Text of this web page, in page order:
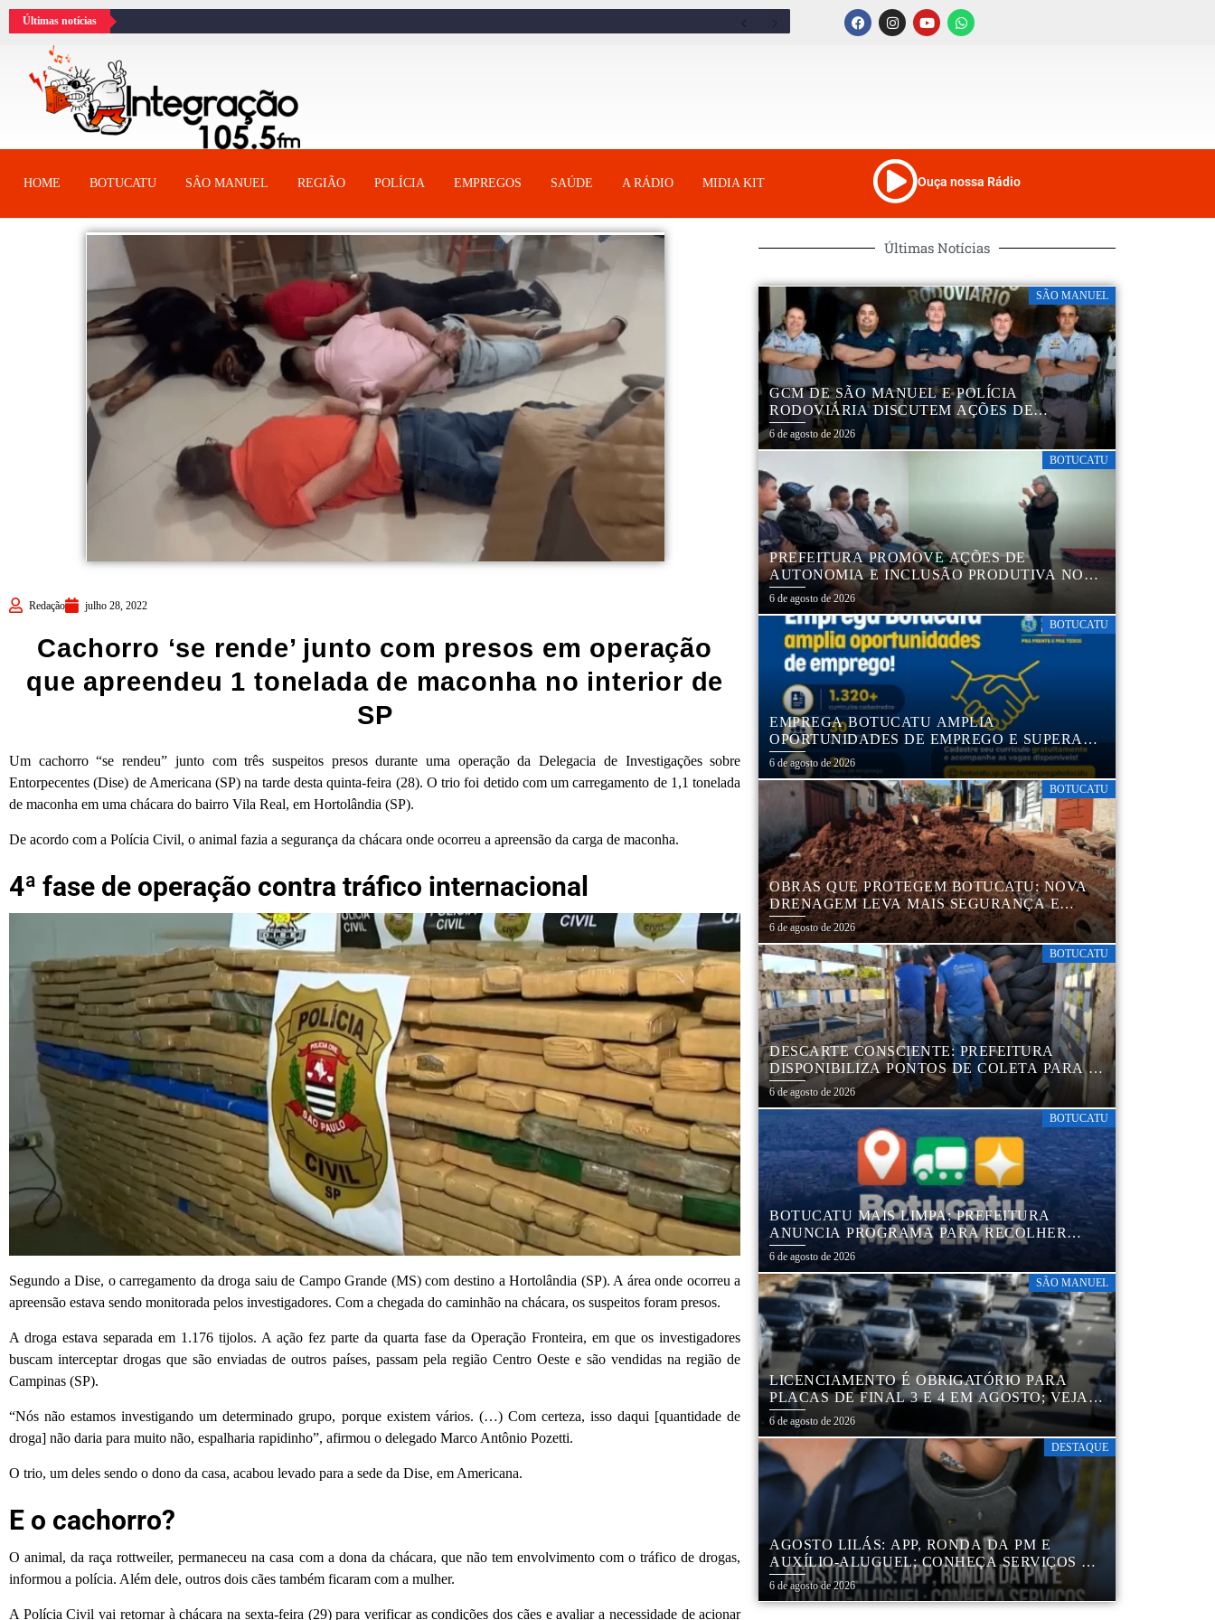
Últimas notícias
HOME BOTUCATU SÂO MANUEL REGIÃO POLÍCIA EMPREGOS SAÚDE A RÁDIO MIDIA KIT Ouça nossa Rádio
Redação julho 28, 2022
Cachorro ‘se rende’ junto com presos em operação
que apreendeu 1 tonelada de maconha no interior de
SP
Um cachorro “se rendeu” junto com três suspeitos presos durante uma operação da Delegacia de Investigações sobre
Entorpecentes (Dise) de Americana (SP) na tarde desta quinta-feira (28). O trio foi detido com um carregamento de 1,1 tonelada
de maconha em uma chácara do bairro Vila Real, em Hortolândia (SP).
De acordo com a Polícia Civil, o animal fazia a segurança da chácara onde ocorreu a apreensão da carga de maconha.
4ª fase de operação contra tráfico internacional
Segundo a Dise, o carregamento da droga saiu de Campo Grande (MS) com destino a Hortolândia (SP). A área onde ocorreu a
apreensão estava sendo monitorada pelos investigadores. Com a chegada do caminhão na chácara, os suspeitos foram presos.
A droga estava separada em 1.176 tijolos. A ação fez parte da quarta fase da Operação Fronteira, em que os investigadores
buscam interceptar drogas que são enviadas de outros países, passam pela região Centro Oeste e são vendidas na região de
Campinas (SP).
“Nós não estamos investigando um determinado grupo, porque existem vários. (…) Com certeza, isso daqui [quantidade de
droga] não daria para muito não, espalharia rapidinho”, afirmou o delegado Marco Antônio Pozetti.
O trio, um deles sendo o dono da casa, acabou levado para a sede da Dise, em Americana.
E o cachorro?
O animal, da raça rottweiler, permaneceu na casa com a dona da chácara, que não tem envolvimento com o tráfico de drogas,
informou a polícia. Além dele, outros dois cães também ficaram com a mulher.
A Polícia Civil vai retornar à chácara na sexta-feira (29) para verificar as condições dos cães e avaliar a necessidade de acionar
Últimas Notícias
SÃO MANUEL
GCM DE SÃO MANUEL E POLÍCIA
RODOVIÁRIA DISCUTEM AÇÕES DE
EDUCAÇÃO E SEGURANÇA NO TRÂNSITO
6 de agosto de 2026
BOTUCATU
PREFEITURA PROMOVE AÇÕES DE
AUTONOMIA E INCLUSÃO PRODUTIVA NO
CENTRO POP VIDA
6 de agosto de 2026
BOTUCATU
EMPREGA BOTUCATU AMPLIA
OPORTUNIDADES DE EMPREGO E SUPERA
1,3 MIL CURRÍCULOS CADASTRADOS
6 de agosto de 2026
BOTUCATU
OBRAS QUE PROTEGEM BOTUCATU: NOVA
DRENAGEM LEVA MAIS SEGURANÇA E
TRANQUILIDADE AOS MORADORES DA
COHAB 5
6 de agosto de 2026
BOTUCATU
DESCARTE CONSCIENTE: PREFEITURA
DISPONIBILIZA PONTOS DE COLETA PARA O
DESCARTE AMBIENTALMENTE CORRETO DE
PNEUS, GARANTINDO DESTINAÇÃO
ADEQUADA E PRESERVAÇÃO AMBIENTAL
6 de agosto de 2026
BOTUCATU
BOTUCATU MAIS LIMPA: PREFEITURA
ANUNCIA PROGRAMA PARA RECOLHER
MÓVEIS, PNEUS, COLCHÕES E OUTROS
MATERIAIS SEM USO
6 de agosto de 2026
SÃO MANUEL
LICENCIAMENTO É OBRIGATÓRIO PARA
PLACAS DE FINAL 3 E 4 EM AGOSTO; VEJA
CALENDÁRIO
6 de agosto de 2026
DESTAQUE
AGOSTO LILÁS: APP, RONDA DA PM E
AUXÍLIO-ALUGUEL; CONHEÇA SERVIÇOS DA
REDE DE PROTEÇÃO ÀS MULHERES NO
ESTADO DE SP
6 de agosto de 2026